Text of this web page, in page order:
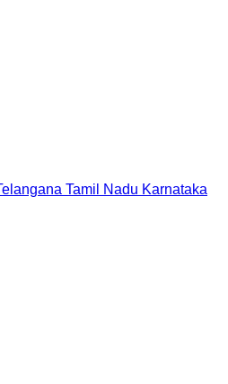
Tamil Nadu Karnataka